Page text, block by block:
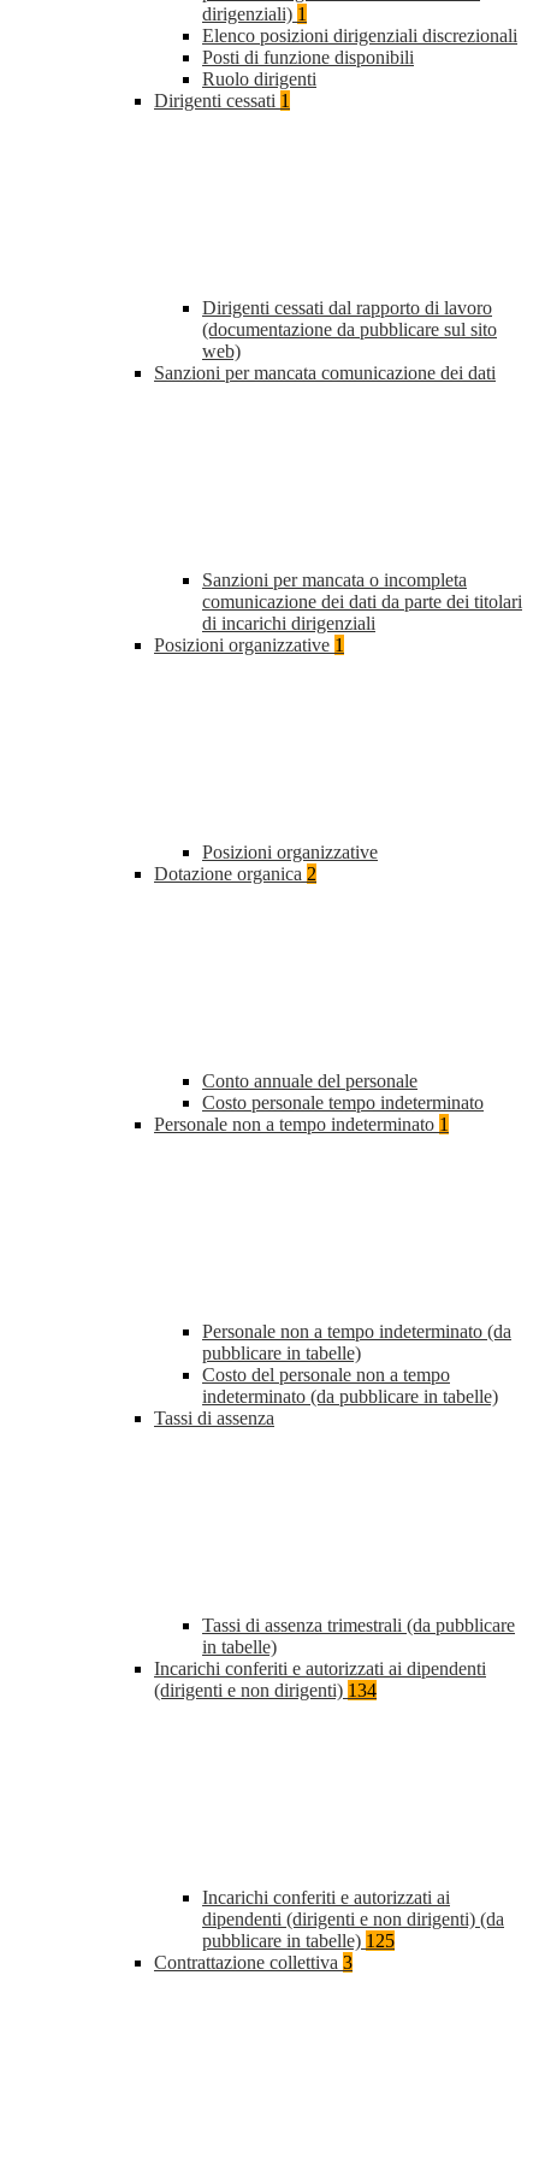
dirigenziali) 1
Elenco posizioni dirigenziali discrezionali
Posti di funzione disponibili
Ruolo dirigenti
Dirigenti cessati 1
Dirigenti cessati dal rapporto di lavoro
(documentazione da pubblicare sul sito
web)
Sanzioni per mancata comunicazione dei dati
Sanzioni per mancata o incompleta
comunicazione dei dati da parte dei titolari
di incarichi dirigenziali
Posizioni organizzative 1
Posizioni organizzative
Dotazione organica 2
Conto annuale del personale
Costo personale tempo indeterminato
Personale non a tempo indeterminato 1
Personale non a tempo indeterminato (da
pubblicare in tabelle)
Costo del personale non a tempo
indeterminato (da pubblicare in tabelle)
Tassi di assenza
Tassi di assenza trimestrali (da pubblicare
in tabelle)
Incarichi conferiti e autorizzati ai dipendenti
(dirigenti e non dirigenti) 134
Incarichi conferiti e autorizzati ai
dipendenti (dirigenti e non dirigenti) (da
pubblicare in tabelle) 125
Contrattazione collettiva 3